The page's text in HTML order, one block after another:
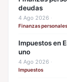
deudas
4 Ago 2026 ·
Finanzas personales
Impuestos en
uno
4 Ago 2026 ·
Impuestos